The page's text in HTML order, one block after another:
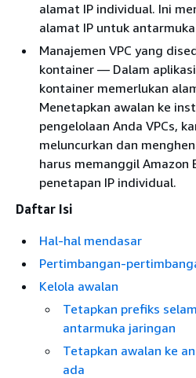
alamat IP individual. Ini
alamat IP untuk
Manajemen VPC yang
kontainer — Dalam
kontainer memerlukan
Menetapkan awalan ke
pengelolaan Anda VPCs,
meluncurkan dan
harus memanggil Amazon
penetapan IP individual.
Daftar Isi
Hal-hal mendasar
Pertimbangan-
Kelola awalan
Tetapkan prefiks
antarmuka jaringan
Tetapkan awalan ke
ada